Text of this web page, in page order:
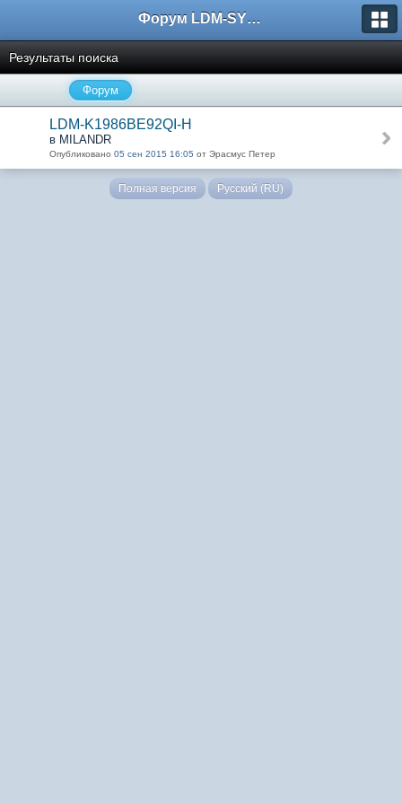
Форум LDM-SYSTEMS
Результаты поиска
Форум
LDM-K1986BE92QI-H
в MILANDR
Опубликовано 05 сен 2015 16:05 от Эрасмус Петер
Полная версия Русский (RU)